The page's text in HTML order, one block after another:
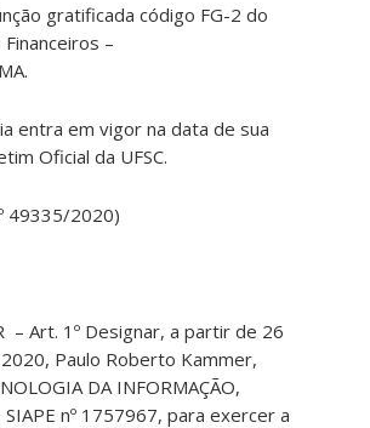
gratificada código FG-2 do
–
entra em vigor na data de sua
Oficial da UFSC.
49335/2020)
– Art. 1º Designar, a partir de 26
Paulo Roberto Kammer,
DA INFORMAÇÃO,
SIAPE nº 1757967, para exercer a